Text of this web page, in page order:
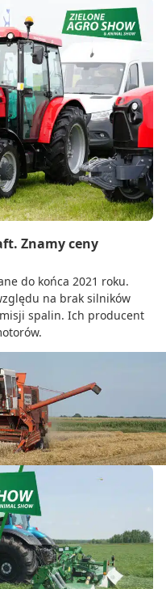
Znamy ceny
do końca 2021 roku.
na brak silników
spalin. Ich producent